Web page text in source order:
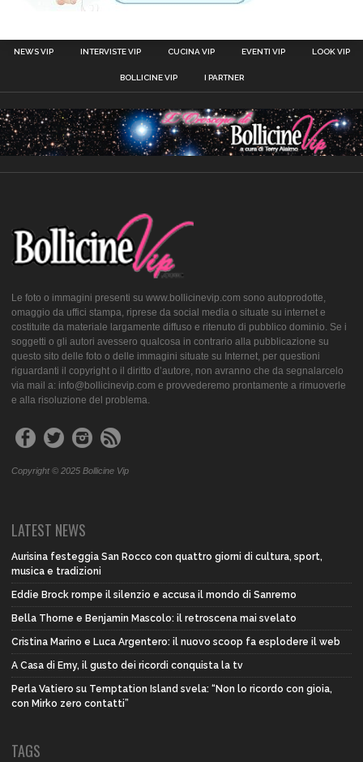
NEWS VIP INTERVISTE VIP CUCINA VIP EVENTI VIP LOOK VIP
BOLLICINE VIP I PARTNER
Le foto o immagini presenti su www.bollicinevip.com sono autoprodotte,
omaggio da uffici stampa, riprese da social media o situate su internet e
costituite da materiale largamente diffuso e ritenuto di pubblico dominio. Se i
soggetti o gli autori avessero qualcosa in contrario alla pubblicazione su
questo sito delle foto o delle immagini situate su Internet, per questioni
riguardanti il copyright o il diritto d’autore, non avranno che da segnalarcelo
via mail a: info@bollicinevip.com e provvederemo prontamente a rimuoverle
e alla risoluzione del problema.
Copyright © 2025 Bollicine Vip
LATEST NEWS
Aurisina festeggia San Rocco con quattro giorni di cultura, sport,
musica e tradizioni
Eddie Brock rompe il silenzio e accusa il mondo di Sanremo
Bella Thorne e Benjamin Mascolo: il retroscena mai svelato
Cristina Marino e Luca Argentero: il nuovo scoop fa esplodere il web
A Casa di Emy, il gusto dei ricordi conquista la tv
Perla Vatiero su Temptation Island svela: “Non lo ricordo con gioia,
con Mirko zero contatti”
TAGS